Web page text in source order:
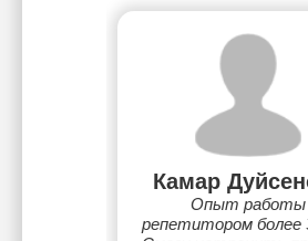
Камар
Опыт работы
репетитором более